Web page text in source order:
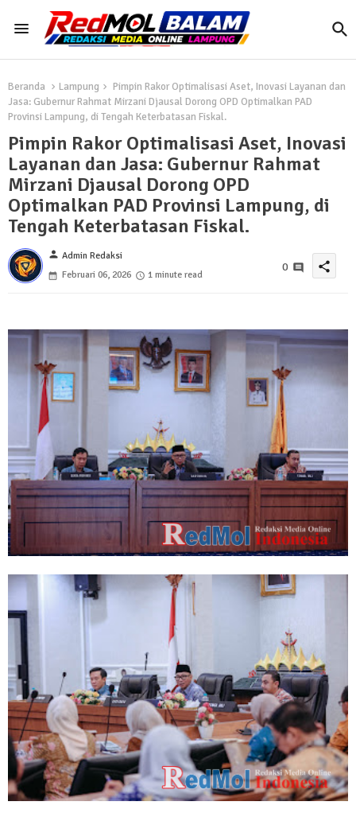
Beranda Lampung
Pimpin Rakor Optimalisasi Aset, Inovasi Layanan dan
Jasa: Gubernur Rahmat Mirzani Djausal Dorong OPD Optimalkan PAD
Provinsi Lampung, di Tengah Keterbatasan Fiskal.
Pimpin Rakor Optimalisasi Aset, Inovasi
Layanan dan Jasa: Gubernur Rahmat
Mirzani Djausal Dorong OPD
Optimalkan PAD Provinsi Lampung, di
Tengah Keterbatasan Fiskal.
person Admin Redaksi
Februari 06, 2026
1 minute read
0 share